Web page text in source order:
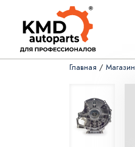
Главная / Магазин